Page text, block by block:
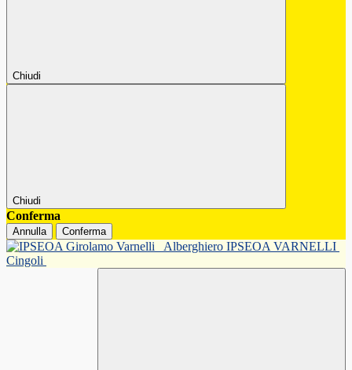
Chiudi
Chiudi
Conferma
Annulla Conferma
Alberghiero IPSEOA VARNELLI
Cingoli